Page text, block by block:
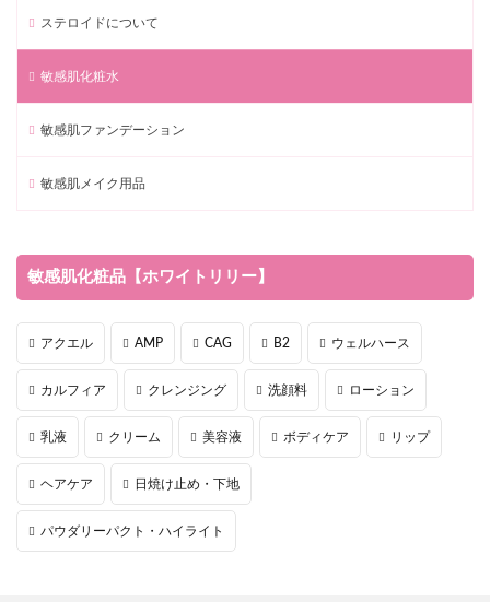
ステロイドについて
敏感肌化粧水
敏感肌ファンデーション
敏感肌メイク用品
敏感肌化粧品【ホワイトリリー】
アクエル AMP CAG B2 ウェルハース
カルフィア クレンジング 洗顔料 ローション
乳液 クリーム 美容液 ボディケア リップ
ヘアケア 日焼け止め・下地
パウダリーパクト・ハイライト